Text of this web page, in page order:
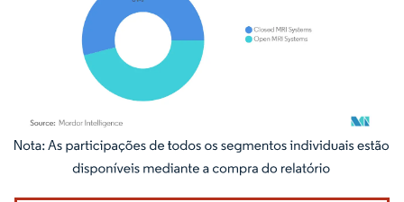
Imagem © Mordor Intelligence. O reuso requer atribuição conforme CC BY 4.0.